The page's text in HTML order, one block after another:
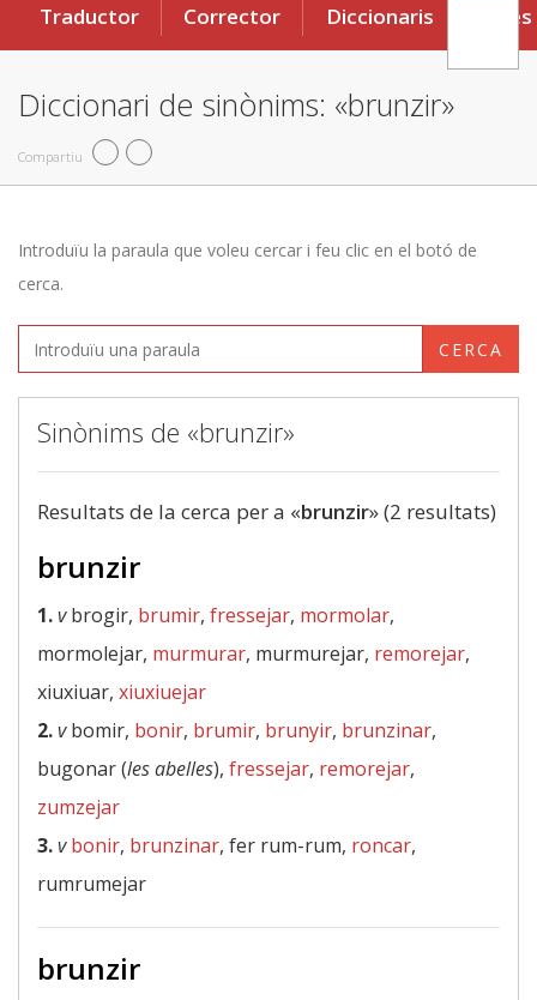
Traductor Corrector Diccionaris Eines
Diccionari de sinònims: «brunzir»
Compartiu
Introduïu la paraula que voleu cercar i feu clic en el botó de
cerca.
CERCA
Sinònims de «brunzir»
Resultats de la cerca per a «brunzir» (2 resultats)
brunzir
1.vbrogir, brumir, fressejar, mormolar,
mormolejar, murmurar, murmurejar, remorejar,
xiuxiuar, xiuxiuejar
2.vbomir, bonir, brumir, brunyir, brunzinar,
bugonar (les abelles), fressejar, remorejar,
zumzejar
3.v bonir, brunzinar, fer rum-rum, roncar,
rumrumejar
brunzir